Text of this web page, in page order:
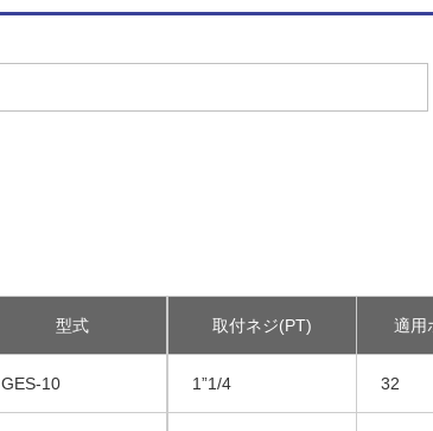
型式
GES-10
取付ネジ(PT) 適用
1”1/4 32